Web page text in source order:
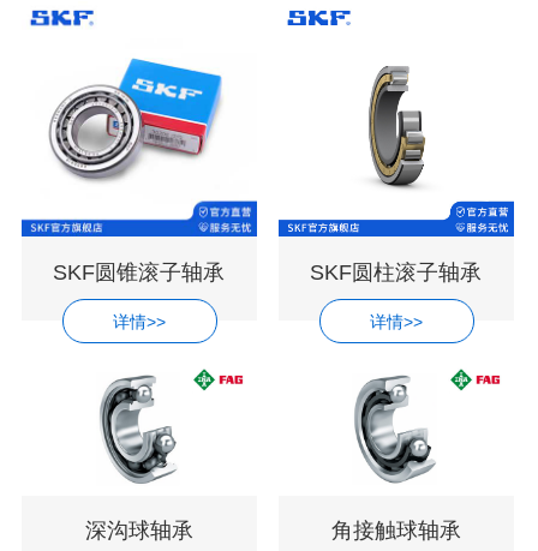
SKF圆锥滚子轴承
详情>>
SKF圆柱滚子轴承
详情>>
深沟球轴承 角接触球轴承